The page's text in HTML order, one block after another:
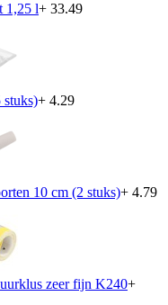
1,25 l+ 33.49
+ 4.29
10 cm (2 stuks)+ 4.79
zeer fijn K240+